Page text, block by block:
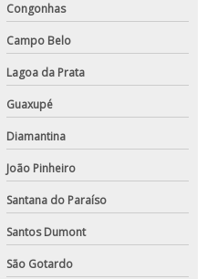
Congonhas
Campo Belo
Lagoa da Prata
Guaxupé
Diamantina
João Pinheiro
Santana do Paraíso
Santos Dumont
São Gotardo